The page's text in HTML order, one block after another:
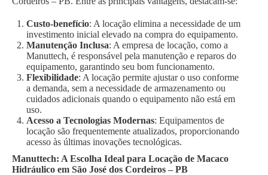
Custo-benefício: A locação elimina a necessidade de um
investimento inicial elevado na compra do equipamento.
Manutenção Inclusa: A empresa de locação, como a
Manuttech, é responsável pela manutenção e reparos do
equipamento, garantindo seu bom funcionamento.
Flexibilidade: A locação permite ajustar o uso conforme
a demanda, sem a necessidade de armazenamento ou
cuidados adicionais quando o equipamento não está em
uso.
Acesso a Tecnologias Modernas: Equipamentos de
locação são frequentemente atualizados, proporcionando
acesso às últimas inovações tecnológicas.
Manuttech: A Escolha Ideal para Locação de Macaco
Hidráulico em São José dos Cordeiros – PB